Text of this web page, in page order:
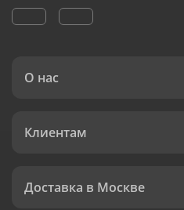
О нас
Клиентам
Доставка в Москве